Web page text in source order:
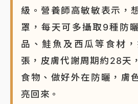
級。營養師高敏敏表示，
罩，每天可多攝取9種防
品、鮭魚及西瓜等食材
張，皮膚代謝周期約28天
食物、做好外在防曬，膚
亮回來。